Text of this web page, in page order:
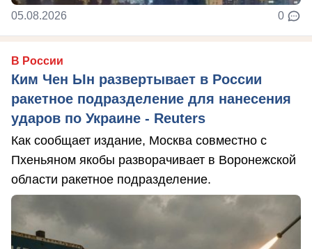
05.08.2026 0
В России
Ким Чен Ын развертывает в России
ракетное подразделение для нанесения
ударов по Украине - Reuters
Как сообщает издание, Москва совместно с
Пхеньяном якобы разворачивает в Воронежской
области ракетное подразделение.